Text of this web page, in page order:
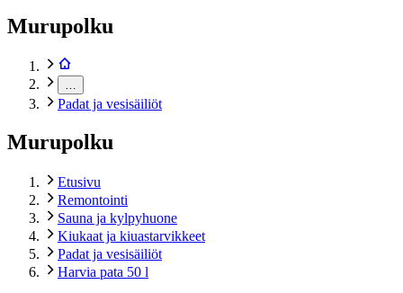
Murupolku
Padat ja vesisäiliöt
Murupolku
Etusivu
Remontointi
Sauna ja kylpyhuone
Kiukaat ja kiuastarvikkeet
Padat ja vesisäiliöt
Harvia pata 50 l